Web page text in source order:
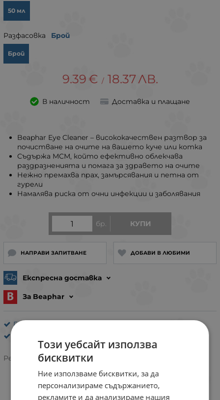
50 мл
Разфасовка Брой
Брой
9.39 € / 18.37ЛВ.
В наличност Доставка и плащане
бр. КУПИ
НАПРАВИ ЗАПИТВАНЕ ДОБАВИ В ЛЮБИМИ
Експресна доставка
За Beaphar
Грижа за очи, уши, лапи и нос за кучета
Рейтинг:
Beaphar Eye Cleaner – висококачествен разтвор за
почистване на очите на вашето куче или котка
Съдържа МСМ, който ефективно облекчава
раздразненията и помага за здравето на очите
Нежно премахва прах, замърсявания и петна от
гурели
Намалява риска от очни инфекции и заболявания
Този уебсайт използва
бисквитки
Ние използваме бисквитки, за да
персонализираме съдържанието,
рекламите и да анализираме нашия